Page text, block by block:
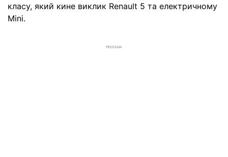
класу, який кине виклик Renault 5 та електричному
Mini.
РЕКЛАМА